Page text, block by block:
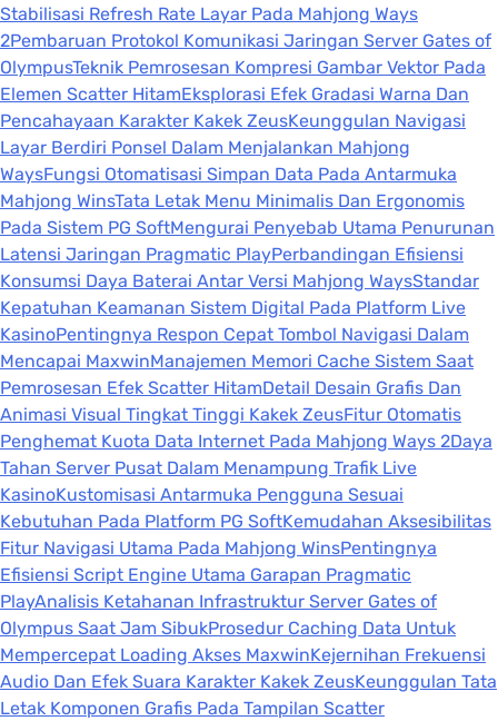
Stabilisasi Refresh Rate Layar Pada Mahjong Ways
2Pembaruan Protokol Komunikasi Jaringan Server Gates of
OlympusTeknik Pemrosesan Kompresi Gambar Vektor Pada
Elemen Scatter HitamEksplorasi Efek Gradasi Warna Dan
Pencahayaan Karakter Kakek ZeusKeunggulan Navigasi
Layar Berdiri Ponsel Dalam Menjalankan Mahjong
WaysFungsi Otomatisasi Simpan Data Pada Antarmuka
Mahjong WinsTata Letak Menu Minimalis Dan Ergonomis
Pada Sistem PG SoftMengurai Penyebab Utama Penurunan
Latensi Jaringan Pragmatic PlayPerbandingan Efisiensi
Konsumsi Daya Baterai Antar Versi Mahjong WaysStandar
Kepatuhan Keamanan Sistem Digital Pada Platform Live
KasinoPentingnya Respon Cepat Tombol Navigasi Dalam
Mencapai MaxwinManajemen Memori Cache Sistem Saat
Pemrosesan Efek Scatter HitamDetail Desain Grafis Dan
Animasi Visual Tingkat Tinggi Kakek ZeusFitur Otomatis
Penghemat Kuota Data Internet Pada Mahjong Ways 2Daya
Tahan Server Pusat Dalam Menampung Trafik Live
KasinoKustomisasi Antarmuka Pengguna Sesuai
Kebutuhan Pada Platform PG SoftKemudahan Aksesibilitas
Fitur Navigasi Utama Pada Mahjong WinsPentingnya
Efisiensi Script Engine Utama Garapan Pragmatic
PlayAnalisis Ketahanan Infrastruktur Server Gates of
Olympus Saat Jam SibukProsedur Caching Data Untuk
Mempercepat Loading Akses MaxwinKejernihan Frekuensi
Audio Dan Efek Suara Karakter Kakek ZeusKeunggulan Tata
Letak Komponen Grafis Pada Tampilan Scatter